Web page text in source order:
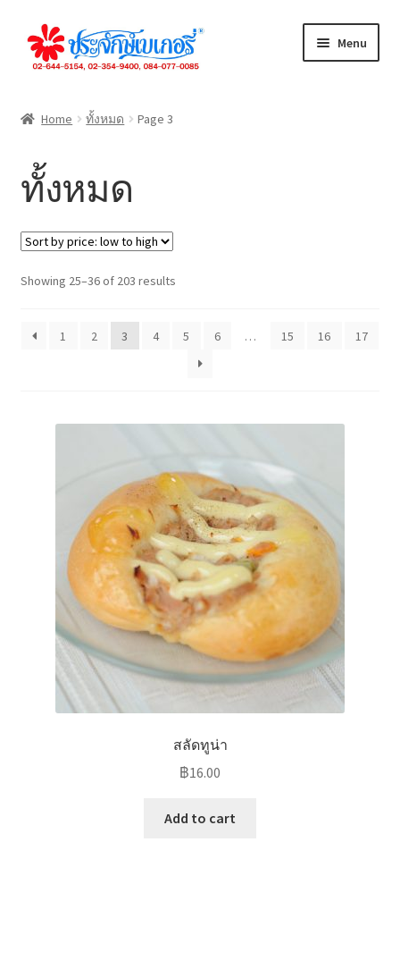
Skip
to
Skip
to
Menu
เค้กชิ้น
ขนมปัง
คุกกี้
เดนิส
ไหว้เจ้า
Home ทั้งหมด Page 3
ทั้งหมด
Showing 25–36 of 203 resultsSorted
low
1 2 3 4 5 6 … 15 16 17
สลัดทูน่า
฿16.00
Add to cart